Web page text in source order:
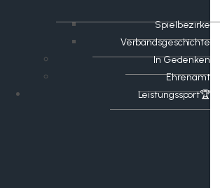
Spielbezirke
Verbandsgeschichte
In Gedenken
Ehrenamt
​Leistungssport🏆